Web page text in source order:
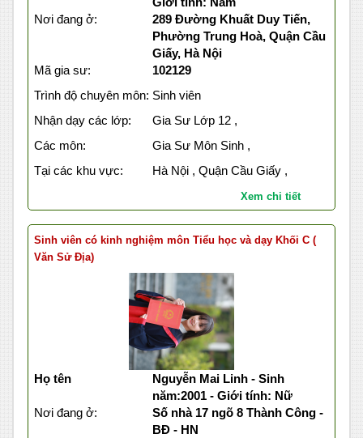
Nơi đang ở:
289 Đường Khuất Duy Tiến,
Phường Trung Hoà, Quận Cầu
Giấy, Hà Nội
Mã gia sư:
102129
Trình độ chuyên môn: Sinh viên
Nhận dạy các lớp:
Gia Sư Lớp 12 ,
Các môn:
Gia Sư Môn Sinh ,
Tại các khu vực:
Hà Nội , Quận Cầu Giấy ,
Xem chi tiết
Sinh viên có kinh nghiệm môn Tiểu học và dạy Khối C (
Văn Sử Địa)
Họ tên
Nguyễn Mai Linh - Sinh
năm:2001 - Giới tính: Nữ
Nơi đang ở:
Số nhà 17 ngõ 8 Thành Công -
BĐ - HN